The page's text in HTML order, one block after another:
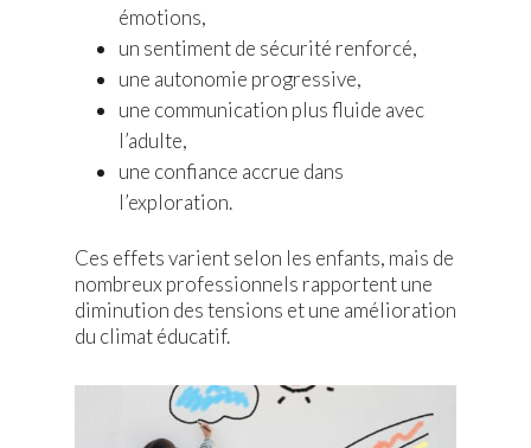
émotions,
un sentiment de sécurité renforcé,
une autonomie progressive,
une communication plus fluide avec
l’adulte,
une confiance accrue dans
l’exploration.
Ces effets varient selon les enfants, mais de
nombreux professionnels rapportent une
diminution des tensions et une amélioration
du climat éducatif.